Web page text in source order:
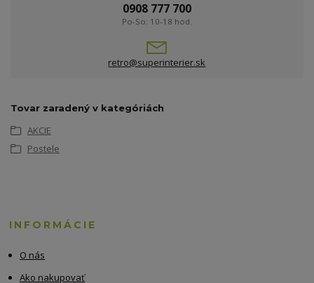
0908 777 700
Po-So: 10-18 hod.
retro@superinterier.sk
Tovar zaradený v kategóriách
AKCIE
Postele
INFORMÁCIE
O nás
Ako nakupovať